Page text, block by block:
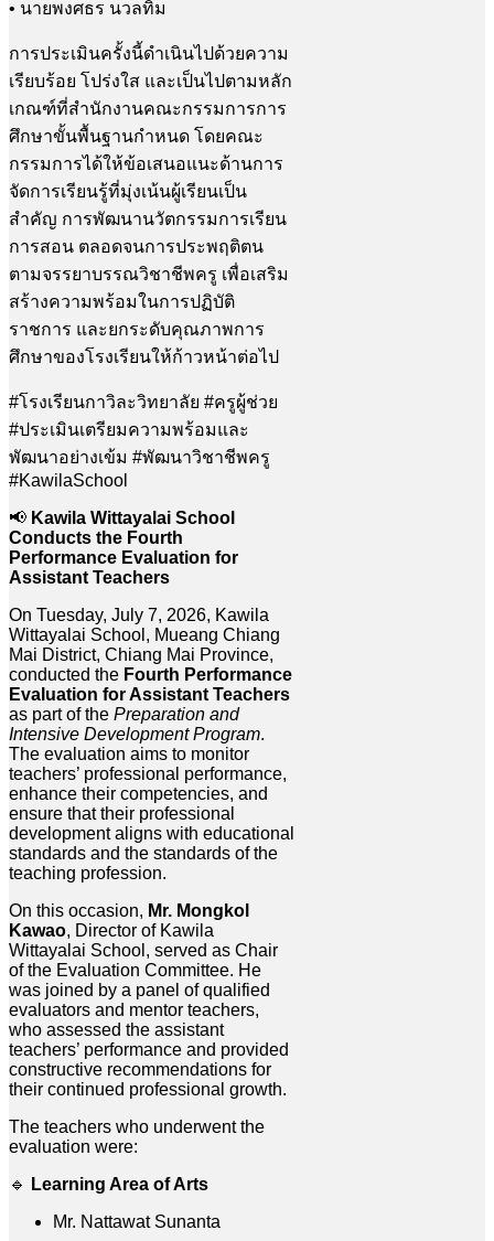
• นายพงศธร นวลทิม
การประเมินครั้งนี้ดำเนินไปด้วยความ
เรียบร้อย โปร่งใส และเป็นไปตามหลัก
เกณฑ์ที่สำนักงานคณะกรรมการการ
ศึกษาขั้นพื้นฐานกำหนด โดยคณะ
กรรมการได้ให้ข้อเสนอแนะด้านการ
จัดการเรียนรู้ที่มุ่งเน้นผู้เรียนเป็น
สำคัญ การพัฒนานวัตกรรมการเรียน
การสอน ตลอดจนการประพฤติตน
ตามจรรยาบรรณวิชาชีพครู เพื่อเสริม
สร้างความพร้อมในการปฏิบัติ
ราชการ และยกระดับคุณภาพการ
ศึกษาของโรงเรียนให้ก้าวหน้าต่อไป
#โรงเรียนกาวิละวิทยาลัย #ครูผู้ช่วย
#ประเมินเตรียมความพร้อมและ
พัฒนาอย่างเข้ม #พัฒนาวิชาชีพครู
#KawilaSchool
📢 Kawila Wittayalai School
Conducts the Fourth
Performance Evaluation for
Assistant Teachers
On Tuesday, July 7, 2026, Kawila
Wittayalai School, Mueang Chiang
Mai District, Chiang Mai Province,
conducted the Fourth Performance
Evaluation for Assistant Teachers
as part of the Preparation and
Intensive Development Program.
The evaluation aims to monitor
teachers’ professional performance,
enhance their competencies, and
ensure that their professional
development aligns with educational
standards and the standards of the
teaching profession.
On this occasion, Mr. Mongkol
Kawao, Director of Kawila
Wittayalai School, served as Chair
of the Evaluation Committee. He
was joined by a panel of qualified
evaluators and mentor teachers,
who assessed the assistant
teachers’ performance and provided
constructive recommendations for
their continued professional growth.
The teachers who underwent the
evaluation were:
🔹
Learning Area of Arts
Mr. Nattawat Sunanta